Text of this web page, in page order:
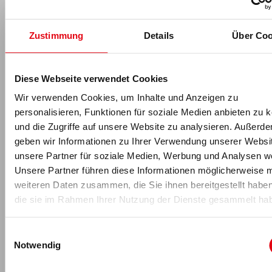
Zustimmung Details Über
Diese Webseite verwendet Cookies
Wir verwenden Cookies, um Inhalte und Anzeigen zu
personalisieren, Funktionen für soziale Medien anbieten zu
und die Zugriffe auf unsere Website zu analysieren.
geben wir Informationen zu Ihrer Verwendung unserer
unsere Partner für soziale Medien, Werbung und Analysen
Unsere Partner führen diese Informationen möglicherweise
weiteren Daten zusammen, die Sie ihnen bereitgestellt
die sie im Rahmen Ihrer Nutzung der Dienste gesammelt
Notwendig
automatisieren und sich dadurch im Einsatz auf das Neue,
Unerwartete fokussieren zu können. Mentale
Herausforderungen können auch reduziert werden, wenn
die körperlichen Faktoren ausreichend ausgebildet sind.
notwendig.
Zur Person
Der Oberstudienrat mit den
Fächern Mathematik und Sport,
Claus Lochmann(60), ist seit 1989
an der Feuerwehrakademie
Hamburg in der Ausbildung tätig.
Den Fachbereich Sport und
körperliche